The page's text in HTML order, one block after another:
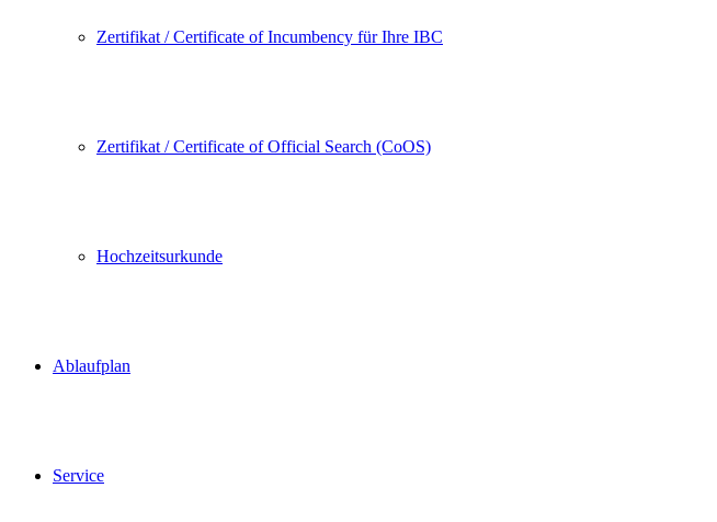
Zertifikat / Certificate of Incumbency für Ihre IBC
Zertifikat / Certificate of Official Search (CoOS)
Hochzeitsurkunde
Ablaufplan
Service